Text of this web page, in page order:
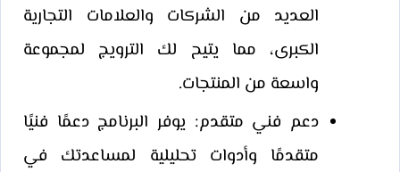
العديد من الشركات والعلامات التجارية
الكبرى، مما يتيح لك الترويج لمجموعة
واسعة من المنتجات.
دعم فني متقدم: يوفر البرنامج دعمًا فنيًا
متقدمًا وأدوات تحليلية لمساعدتك في